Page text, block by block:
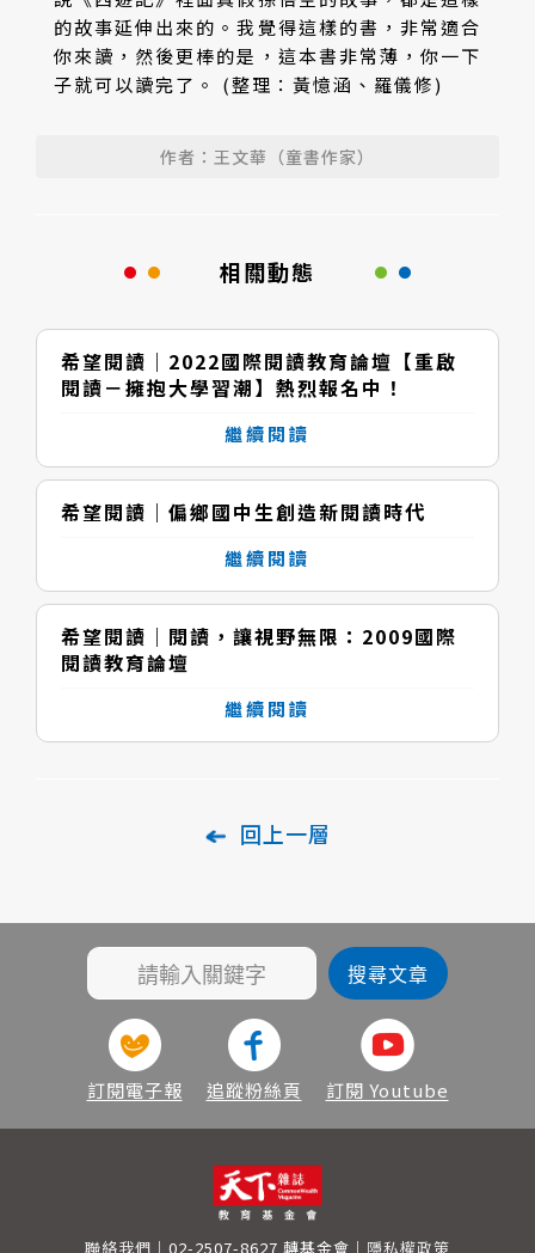
的故事延伸出來的。我覺得這樣的書，非常適合
你來讀，然後更棒的是，這本書非常薄，你一下
子就可以讀完了。 (整理：黃憶涵、羅儀修)
作者：王文華（童書作家）
相關動態
希望閱讀｜2022國際閱讀教育論壇【重啟
閱讀－擁抱大學習潮】熱烈報名中！
繼續閱讀
希望閱讀｜偏鄉國中生創造新閱讀時代
繼續閱讀
希望閱讀｜閱讀，讓視野無限：2009國際
閱讀教育論壇
繼續閱讀
回上一層
訂閱電子報 追蹤粉絲頁 訂閱 Youtube
聯絡我們 ｜ 02-2507-8627 轉基金會 ｜ 隱私權政策